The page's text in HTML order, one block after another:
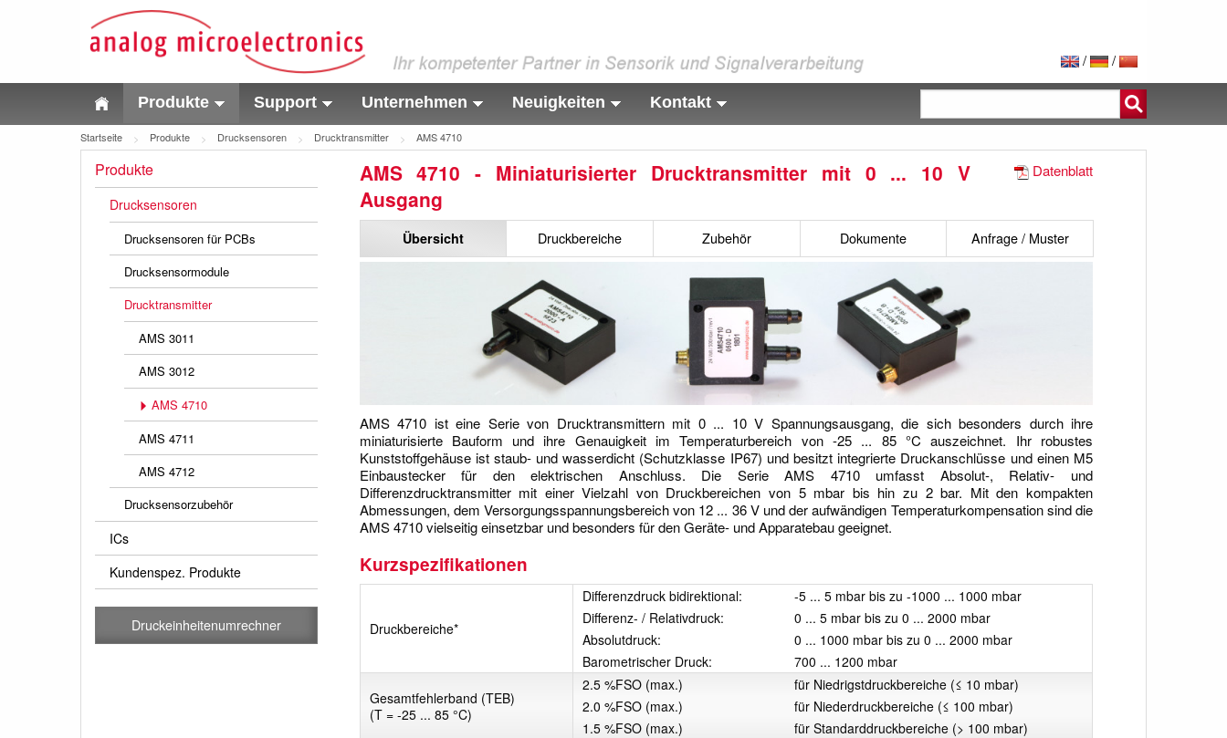
/ /
Produkte Support Unternehmen Neuigkeiten Kontakt
Startseite Produkte Drucksensoren Drucktransmitter Aktuell:
AMS 4710
AMS 4710 - Miniaturisierter Drucktransmitter mit 0 ... 10 V
Ausgang
Datenblatt
Übersicht Druckbereiche Zubehör Dokumente Anfrage / Muster
AMS 4710 ist eine Serie von Drucktransmittern mit 0 ... 10 V Spannungsausgang, die sich besonders durch ihre
miniaturisierte Bauform und ihre Genauigkeit im Temperaturbereich von -25 ... 85 °C auszeichnet. Ihr robustes
Kunststoffgehäuse ist staub- und wasserdicht (Schutzklasse IP67) und besitzt integrierte Druckanschlüsse und einen M5
Einbaustecker für den elektrischen Anschluss. Die Serie AMS 4710 umfasst Absolut-, Relativ- und
Differenzdrucktransmitter mit einer Vielzahl von Druckbereichen von 5 mbar bis hin zu 2 bar. Mit den kompakten
Abmessungen, dem Versorgungsspannungsbereich von 12 ... 36 V und der aufwändigen Temperaturkompensation sind die
AMS 4710 vielseitig einsetzbar und besonders für den Geräte- und Apparatebau geeignet.
Kurzspezifikationen
Druck­bereiche*
Differenzdruck bidirektional:
-5 ... 5 mbar bis zu -1000 ... 1000 mbar
Differenz- / Relativdruck:
0 ... 5 mbar bis zu 0 ... 2000 mbar
Absolutdruck:
0 ... 1000 mbar bis zu 0 ... 2000 mbar
Barometrischer Druck:
700 ... 1200 mbar
Gesamt­fehler­band (TEB)
(T = -25 ... 85 °C)
2.5 %FSO (max.)
für Niedrigstdruckbereiche (≤ 10 mbar)
2.0 %FSO (max.)
für Niederdruckbereiche (≤ 100 mbar)
1.5 %FSO (max.)
für Standarddruckbereiche (> 100 mbar)
Produkte
Drucksensoren
Drucksensoren für PCBs
Drucksensormodule
Drucktransmitter
AMS 3011
AMS 3012
AMS 4710
AMS 4711
AMS 4712
Drucksensorzubehör
ICs
Kundenspez. Produkte
Druckeinheitenumrechner